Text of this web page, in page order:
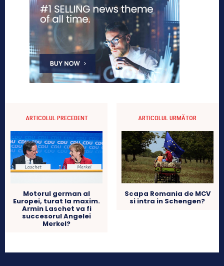
ARTICOLUL PRECEDENT
Motorul german al
Europei, turat la maxim.
Armin Laschet va fi
succesorul Angelei
Merkel?
ARTICOLUL URMĂTOR
Scapa Romania de MCV
si intra in Schengen?